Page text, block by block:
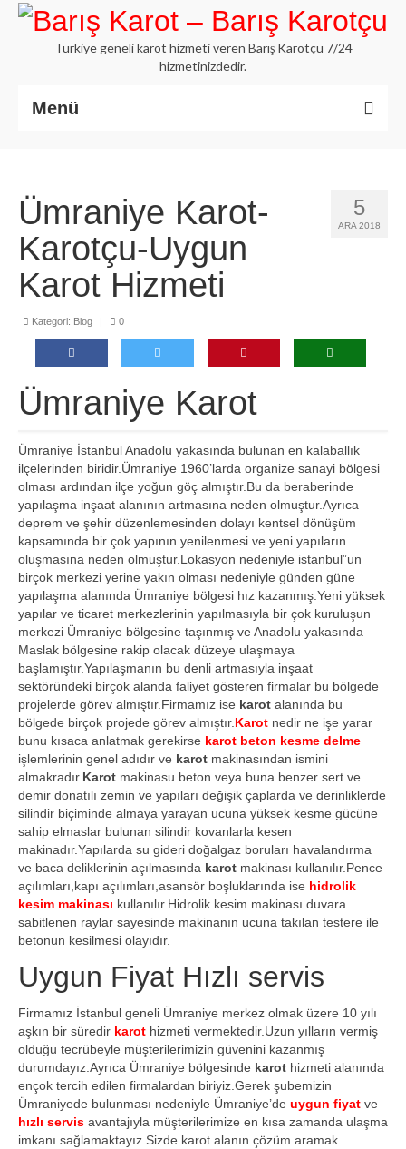
Türkiye geneli karot hizmeti veren Barış Karotçu 7/24
hizmetinizdedir.
Menü
İstanbul Karot
Beton Delme Karot
Hizmetlerimiz
İletişim
5
ARA 2018
Ümraniye Karot-
Karotçu-Uygun
Karot Hizmeti
Kategori: Blog | 0
Ümraniye Karot
Ümraniye İstanbul Anadolu yakasında bulunan en kalaballık
ilçelerinden biridir.Ümraniye 1960’larda organize sanayi bölgesi
olması ardından ilçe yoğun göç almıştır.Bu da beraberinde
yapılaşma inşaat alanının artmasına neden olmuştur.Ayrıca
deprem ve şehir düzenlemesinden dolayı kentsel dönüşüm
kapsamında bir çok yapının yenilenmesi ve yeni yapıların
oluşmasına neden olmuştur.Lokasyon nedeniyle istanbul”un
birçok merkezi yerine yakın olması nedeniyle günden güne
yapılaşma alanında Ümraniye bölgesi hız kazanmış.Yeni yüksek
yapılar ve ticaret merkezlerinin yapılmasıyla bir çok kuruluşun
merkezi Ümraniye bölgesine taşınmış ve Anadolu yakasında
Maslak bölgesine rakip olacak düzeye ulaşmaya
başlamıştır.Yapılaşmanın bu denli artmasıyla inşaat
sektöründeki birçok alanda faliyet gösteren firmalar bu bölgede
projelerde görev almıştır.Firmamız ise karot alanında bu
bölgede birçok projede görev almıştır. Karot nedir ne işe yarar
bunu kısaca anlatmak gerekirse karot beton kesme delme
işlemlerinin genel adıdır ve karot makinasından ismini
almakradır. Karot makinasu beton veya buna benzer sert ve
demir donatılı zemin ve yapıları değişik çaplarda ve derinliklerde
silindir biçiminde almaya yarayan ucuna yüksek kesme gücüne
sahip elmaslar bulunan silindir kovanlarla kesen
makinadır.Yapılarda su gideri doğalgaz boruları havalandırma
ve baca deliklerinin açılmasında karot makinası kullanılır.Pence
açılımları,kapı açılımları,asansör boşluklarında ise hidrolik
kesim makinası kullanılır.Hidrolik kesim makinası duvara
sabitlenen raylar sayesinde makinanın ucuna takılan testere ile
betonun kesilmesi olayıdır.
Uygun Fiyat Hızlı servis
Firmamız İstanbul geneli Ümraniye merkez olmak üzere 10 yılı
aşkın bir süredir karot hizmeti vermektedir.Uzun yılların vermiş
olduğu tecrübeyle müşterilerimizin güvenini kazanmış
durumdayız.Ayrıca Ümraniye bölgesinde karot hizmeti alanında
ençok tercih edilen firmalardan biriyiz.Gerek şubemizin
Ümraniyede bulunması nedeniyle Ümraniye’de uygun fiyat ve
hızlı servis avantajıyla müşterilerimize en kısa zamanda ulaşma
imkanı sağlamaktayız.Sizde karot alanın çözüm aramak